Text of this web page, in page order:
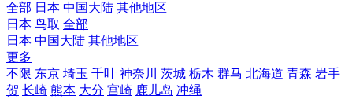
全部 日本 中国大陆 其他地区
日本 鸟取 全部
日本 中国大陆 其他地区
更多
不限 东京 埼玉 千叶 神奈川 茨城 栃木 群马 北海道 青森 岩手
贺 长崎 熊本 大分 宫崎 鹿儿岛 冲绳